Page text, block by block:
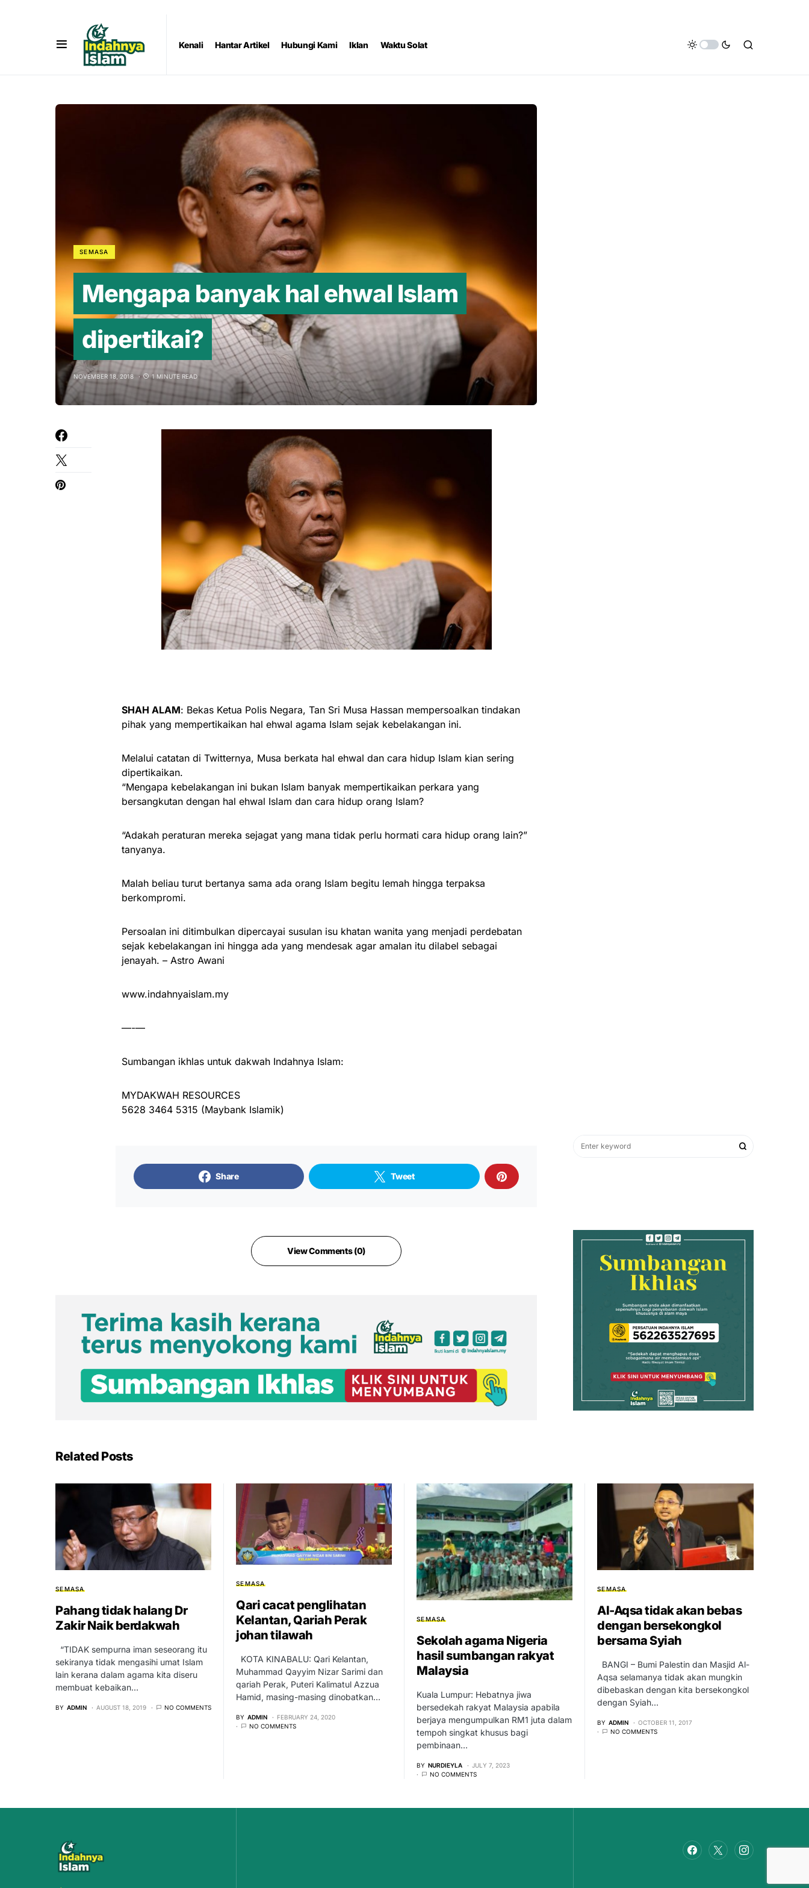
Kenali Hantar Artikel Hubungi Kami Iklan Waktu Solat
SEMASA
Mengapa banyak hal ehwal Islam
dipertikai?
NOVEMBER 18, 2018 1 MINUTE READ
SHAH ALAM: Bekas Ketua Polis Negara, Tan Sri Musa Hassan mempersoalkan tindakan
pihak yang mempertikaikan hal ehwal agama Islam sejak kebelakangan ini.
Melalui catatan di Twitternya, Musa berkata hal ehwal dan cara hidup Islam kian sering
dipertikaikan.
“Mengapa kebelakangan ini bukan Islam banyak mempertikaikan perkara yang
bersangkutan dengan hal ehwal Islam dan cara hidup orang Islam?
“Adakah peraturan mereka sejagat yang mana tidak perlu hormati cara hidup orang lain?”
tanyanya.
Malah beliau turut bertanya sama ada orang Islam begitu lemah hingga terpaksa
berkompromi.
Persoalan ini ditimbulkan dipercayai susulan isu khatan wanita yang menjadi perdebatan
sejak kebelakangan ini hingga ada yang mendesak agar amalan itu dilabel sebagai
jenayah. – Astro Awani
www.indahnyaislam.my
—-—
Sumbangan ikhlas untuk dakwah Indahnya Islam:
MYDAKWAH RESOURCES
5628 3464 5315 (Maybank Islamik)
Share Tweet
View Comments (0)
Related Posts
SEMASA
Pahang tidak halang Dr
Zakir Naik berdakwah
“TIDAK sempurna iman seseorang itu
sekiranya tidak mengasihi umat Islam
lain kerana dalam agama kita diseru
membuat kebaikan…
BY ADMIN AUGUST 18, 2019 NO COMMENTS
SEMASA
Qari cacat penglihatan
Kelantan, Qariah Perak
johan tilawah
KOTA KINABALU: Qari Kelantan,
Muhammad Qayyim Nizar Sarimi dan
qariah Perak, Puteri Kalimatul Azzua
Hamid, masing-masing dinobatkan…
BY ADMIN
FEBRUARY 24, 2020
NO COMMENTS
SEMASA
Sekolah agama Nigeria
hasil sumbangan rakyat
Malaysia
Kuala Lumpur: Hebatnya jiwa
bersedekah rakyat Malaysia apabila
berjaya mengumpulkan RM1 juta dalam
tempoh singkat khusus bagi
pembinaan…
BY NURDIEYLA
JULY 7, 2023
NO COMMENTS
SEMASA
Al-Aqsa tidak akan bebas
dengan bersekongkol
bersama Syiah
BANGI – Bumi Palestin dan Masjid Al-
Aqsa selamanya tidak akan mungkin
dibebaskan dengan kita bersekongkol
dengan Syiah…
BY ADMIN
OCTOBER 11, 2017
NO COMMENTS